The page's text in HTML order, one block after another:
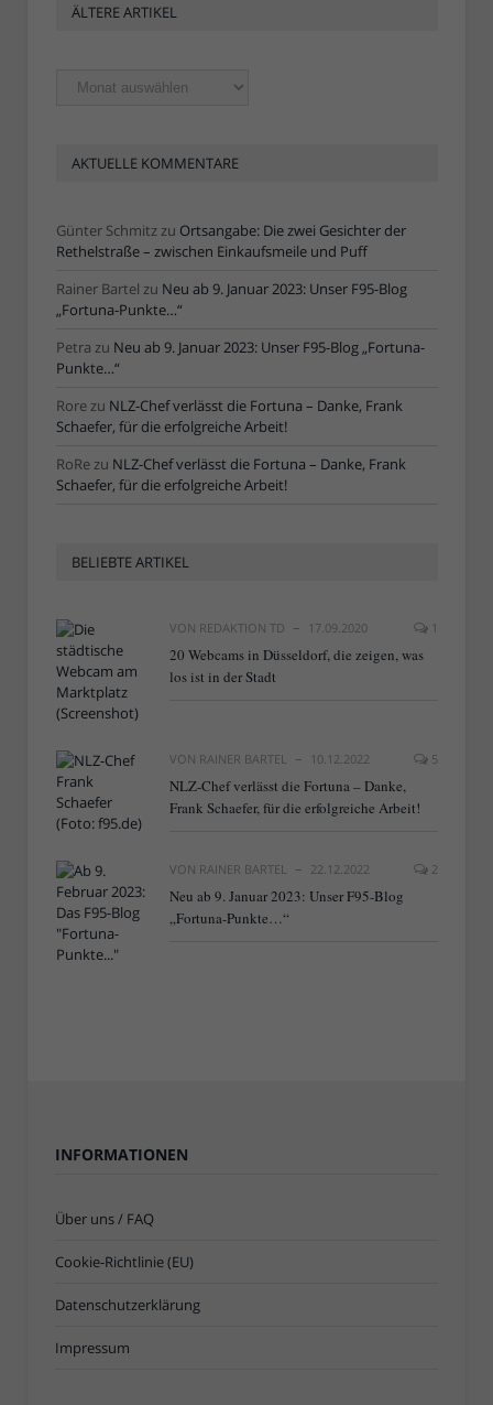
ÄLTERE ARTIKEL
Ältere
Artikel
AKTUELLE KOMMENTARE
Günter Schmitz zu Ortsangabe: Die zwei Gesichter der
Rethelstraße – zwischen Einkaufsmeile und Puff
Rainer Bartel zu Neu ab 9. Januar 2023: Unser F95-Blog
„Fortuna-Punkte…“
Petra zu Neu ab 9. Januar 2023: Unser F95-Blog „Fortuna-
Punkte…“
Rore zu NLZ-Chef verlässt die Fortuna – Danke, Frank
Schaefer, für die erfolgreiche Arbeit!
RoRe zu NLZ-Chef verlässt die Fortuna – Danke, Frank
Schaefer, für die erfolgreiche Arbeit!
BELIEBTE ARTIKEL
VON REDAKTION TD 17.09.2020 1
20 Webcams in Düsseldorf, die zeigen, was
los ist in der Stadt
VON RAINER BARTEL 10.12.2022 5
NLZ-Chef verlässt die Fortuna – Danke,
Frank Schaefer, für die erfolgreiche Arbeit!
VON RAINER BARTEL 22.12.2022 2
Neu ab 9. Januar 2023: Unser F95-Blog
„Fortuna-Punkte…“
INFORMATIONEN
Über uns / FAQ
Cookie-Richtlinie (EU)
Datenschutzerklärung
Impressum